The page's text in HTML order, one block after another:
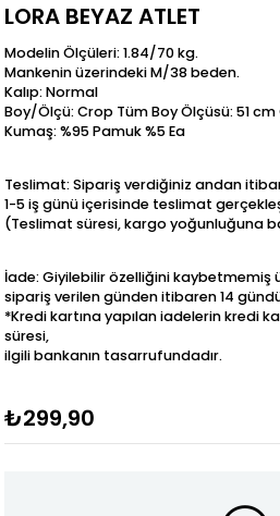
LORA BEYAZ ATLET
Modelin Ölçüleri: 1.84/70 kg.
Mankenin üzerindeki M/38 beden.
Kalıp: Normal
Boy/Ölçü: Crop Tüm Boy Ölçüsü: 51
Kumaş: %95 Pamuk %5 Ea
Teslimat: Sipariş verdiğiniz andan
1-5 iş günü içerisinde teslimat
(Teslimat süresi, kargo yoğunluğuna
İade: Giyilebilir özelliğini kaybetmemiş
sipariş verilen günden itibaren 14
*Kredi kartına yapılan iadelerin kredi
süresi,
ilgili bankanın tasarrufundadır.
₺299,90